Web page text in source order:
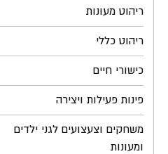
ריהוט מעונות
ריהוט כללי
כישורי חיים
פינות פעילות ויצירה
משחקים וצעצועים לגני ילדים
ומעונות